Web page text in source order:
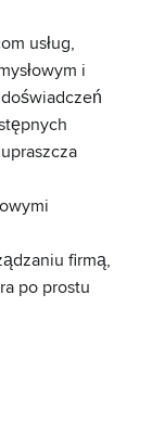
usług,
i
firmą,
po prostu